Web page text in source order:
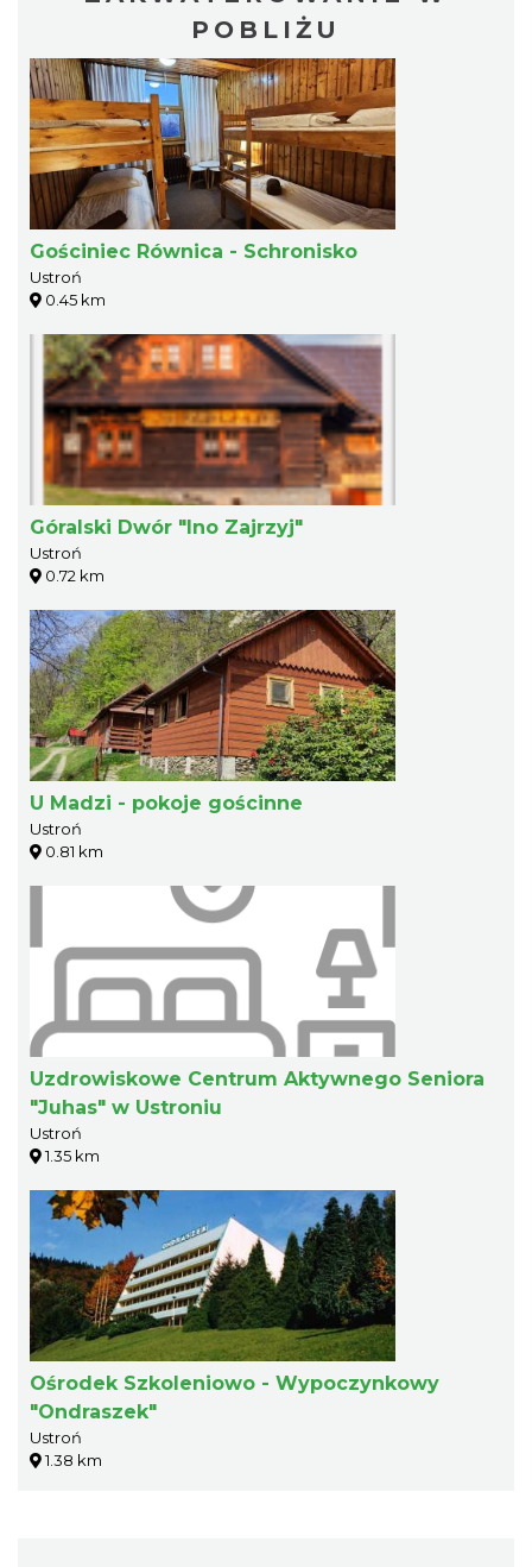
POBLIŻU
Gościniec Równica - Schronisko
Ustroń
0.45 km
Góralski Dwór "Ino Zajrzyj"
Ustroń
0.72 km
U Madzi - pokoje gościnne
Ustroń
0.81 km
Uzdrowiskowe Centrum Aktywnego Seniora
"Juhas" w Ustroniu
Ustroń
1.35 km
Ośrodek Szkoleniowo - Wypoczynkowy
"Ondraszek"
Ustroń
1.38 km